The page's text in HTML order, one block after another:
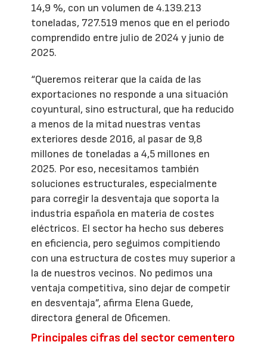
14,9 %, con un volumen de 4.139.213
toneladas, 727.519 menos que en el periodo
comprendido entre julio de 2024 y junio de
2025.
“Queremos reiterar que la caída de las
exportaciones no responde a una situación
coyuntural, sino estructural, que ha reducido
a menos de la mitad nuestras ventas
exteriores desde 2016, al pasar de 9,8
millones de toneladas a 4,5 millones en
2025. Por eso, necesitamos también
soluciones estructurales, especialmente
para corregir la desventaja que soporta la
industria española en materia de costes
eléctricos. El sector ha hecho sus deberes
en eficiencia, pero seguimos compitiendo
con una estructura de costes muy superior a
la de nuestros vecinos. No pedimos una
ventaja competitiva, sino dejar de competir
en desventaja”, afirma Elena Guede,
directora general de Oficemen.
Principales cifras del sector cementero